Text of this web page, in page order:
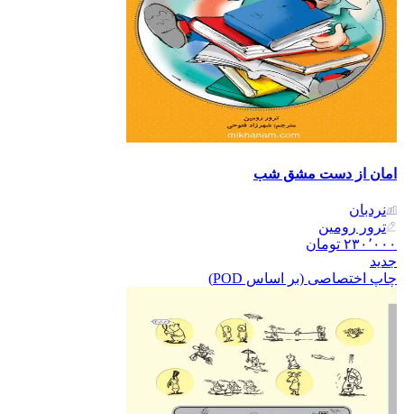
امان از دست مشق شب
نردبان
ترور رومین
۲۳۰٬۰۰۰ تومان
جدید
چاپ اختصاصی (بر اساس POD)